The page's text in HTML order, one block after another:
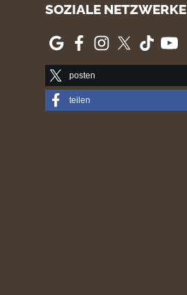
SOZIALE NETZWERKE
posten
teilen